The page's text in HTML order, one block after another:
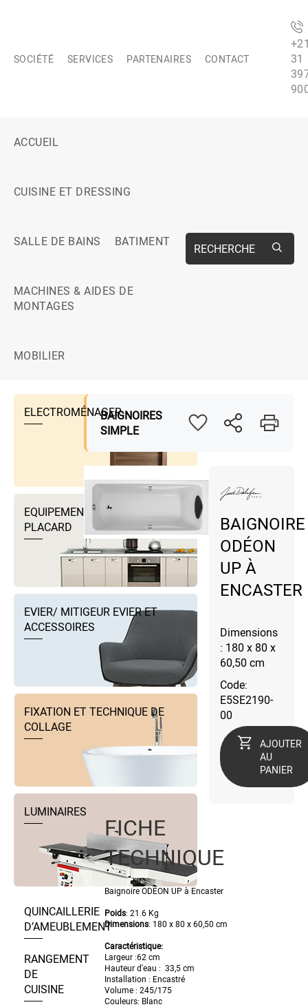
SOCIÉTÉ SERVICES PARTENAIRES CONTACT
31
ACCUEIL
CUISINE ET DRESSING
SALLE DE BAINS BATIMENT
MACHINES & AIDES DE
MONTAGES
MOBILIER
RECHERCHE
ELECTROMÉNAGER
EQUIPEMENTS DRESSING ET
PLACARD
EVIER/ MITIGEUR EVIER ET
ACCESSOIRES
FIXATION ET TECHNIQUE DE
COLLAGE
LUMINAIRES
QUINCAILLERIE
D’AMEUBLEMENT
RANGEMENT
DE
CUISINE
BAIGNOIRES
SIMPLE
BAIGNOIRE
ODÉON
UP À
ENCASTER
Dimensions
: 180 x 80 x
60,50 cm
Code:
E5SE2190-
00
AJOUTER
AU
PANIER
FICHE
TECHNIQUE
Baignoire ODÉON UP à Encaster
Poids: 21.6 Kg
Dimensions: 180 x 80 x 60,50 cm
Caractéristique:
Largeur :62 cm
Hauteur d'eau : 33,5 cm
Installation : Encastré
Volume : 245/175
Couleurs: Blanc